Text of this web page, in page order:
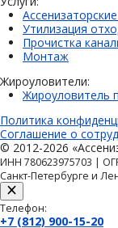
Ассенизаторские
Утилизация
Прочистка
Монтаж
Жироуловители:
Жироуловитель
Политика
Соглашение о
© 2012-2026
ИНН 780623975703 |
Санкт-Петербурге и
Телефон:
+7 (812) 900-15-20